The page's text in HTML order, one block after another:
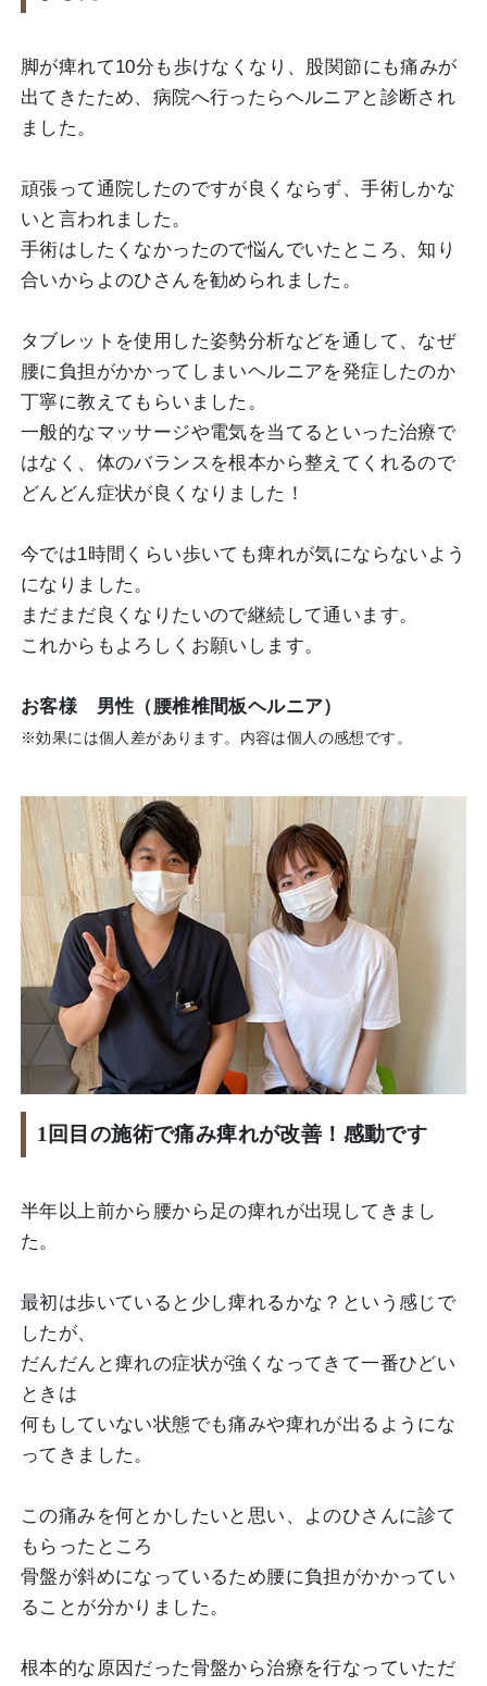
脚が痺れて10分も歩けなくなり、股関節にも痛みが
出てきたため、病院へ行ったらヘルニアと診断され
ました。
頑張って通院したのですが良くならず、手術しかな
いと言われました。
手術はしたくなかったので悩んでいたところ、知り
合いからよのひさんを勧められました。
タブレットを使用した姿勢分析などを通して、なぜ
腰に負担がかかってしまいヘルニアを発症したのか
丁寧に教えてもらいました。
一般的なマッサージや電気を当てるといった治療で
はなく、体のバランスを根本から整えてくれるので
どんどん症状が良くなりました！
今では1時間くらい歩いても痺れが気にならないよう
になりました。
まだまだ良くなりたいので継続して通います。
これからもよろしくお願いします。
お客様 男性（腰椎椎間板ヘルニア）
※効果には個人差があります。内容は個人の感想です。
1回目の施術で痛み痺れが改善！感動です
半年以上前から腰から足の痺れが出現してきまし
た。
最初は歩いていると少し痺れるかな？という感じで
したが、
だんだんと痺れの症状が強くなってきて一番ひどい
ときは
何もしていない状態でも痛みや痺れが出るようにな
ってきました。
この痛みを何とかしたいと思い、よのひさんに診て
もらったところ
骨盤が斜めになっているため腰に負担がかかってい
ることが分かりました。
根本的な原因だった骨盤から治療を行なっていただ